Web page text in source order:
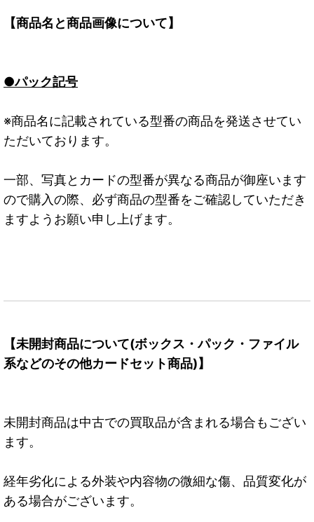
【商品名と商品画像について】
●パック記号
※商品名に記載されている型番の商品を発送させてい
ただいております。
一部、写真とカードの型番が異なる商品が御座います
ので購入の際、必ず商品の型番をご確認していただき
ますようお願い申し上げます。
【未開封商品について(ボックス・パック・ファイル
系などのその他カードセット商品)】
未開封商品は中古での買取品が含まれる場合もござい
ます。
経年劣化による外装や内容物の微細な傷、品質変化が
ある場合がございます。